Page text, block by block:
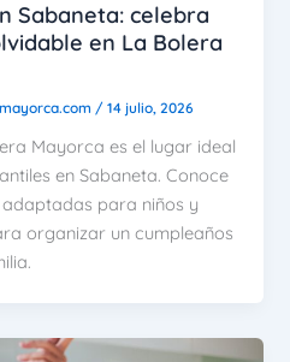
Sabaneta: celebra
en La Bolera
/14 julio, 2026
Mayorca es el lugar ideal
en Sabaneta. Conoce
para niños y
organizar un cumpleaños